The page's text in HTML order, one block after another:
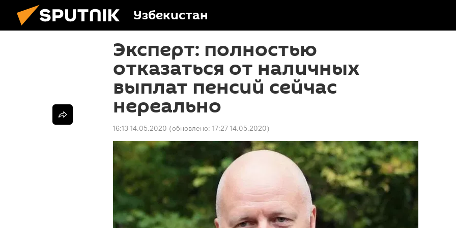
Узбекистан
Эксперт: полностью
отказаться от наличных
выплат пенсий сейчас
нереально
16:13 14.05.2020 (обновлено: 17:27 14.05.2020)